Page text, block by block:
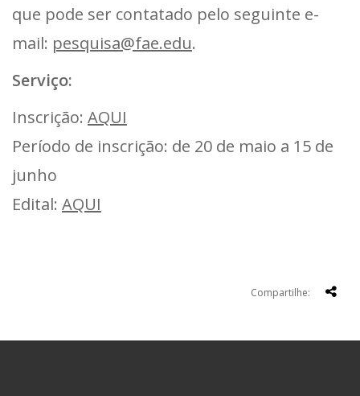
que pode ser contatado pelo seguinte e-
mail: pesquisa@fae.edu.
Serviço:
Inscrição: AQUI
Período de inscrição: de 20 de maio a 15 de
junho
Edital: AQUI
Compartilhe: